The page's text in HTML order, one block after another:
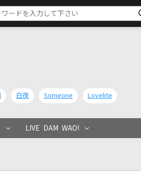
白夜 Someone Lovelite
LIVE DAM WAO!